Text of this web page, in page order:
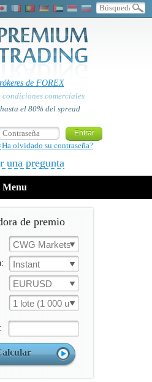
de FOREX
comerciales
el 80% del spread
olvidado su contraseña?
una pregunta
Menu
de premio
CWG Markets
Instant
EURUSD
1 lote (1 000 un.)